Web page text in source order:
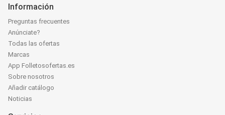
Información
Preguntas frecuentes
Anúnciate?
Todas las ofertas
Marcas
App Folletosofertas.es
Sobre nosotros
Añadir catálogo
Noticias